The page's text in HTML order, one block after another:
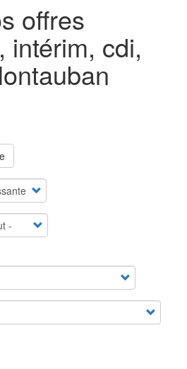
offres
intérim, cdi,